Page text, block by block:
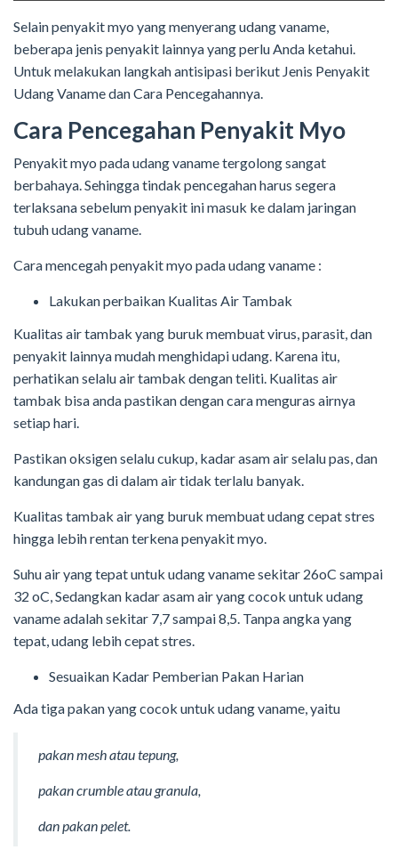
Selain penyakit myo yang menyerang udang vaname,
beberapa jenis penyakit lainnya yang perlu Anda ketahui.
Untuk melakukan langkah antisipasi berikut Jenis Penyakit
Udang Vaname dan Cara Pencegahannya.
Cara Pencegahan Penyakit Myo
Penyakit myo pada udang vaname tergolong sangat
berbahaya. Sehingga tindak pencegahan harus segera
terlaksana sebelum penyakit ini masuk ke dalam jaringan
tubuh udang vaname.
Cara mencegah penyakit myo pada udang vaname :
Lakukan perbaikan Kualitas Air Tambak
Kualitas air tambak yang buruk membuat virus, parasit, dan
penyakit lainnya mudah menghidapi udang. Karena itu,
perhatikan selalu air tambak dengan teliti. Kualitas air
tambak bisa anda pastikan dengan cara menguras airnya
setiap hari.
Pastikan oksigen selalu cukup, kadar asam air selalu pas, dan
kandungan gas di dalam air tidak terlalu banyak.
Kualitas tambak air yang buruk membuat udang cepat stres
hingga lebih rentan terkena penyakit myo.
Suhu air yang tepat untuk udang vaname sekitar 26oC sampai
32 oC, Sedangkan kadar asam air yang cocok untuk udang
vaname adalah sekitar 7,7 sampai 8,5. Tanpa angka yang
tepat, udang lebih cepat stres.
Sesuaikan Kadar Pemberian Pakan Harian
Ada tiga pakan yang cocok untuk udang vaname, yaitu
pakan mesh atau tepung,
pakan crumble atau granula,
dan pakan pelet.